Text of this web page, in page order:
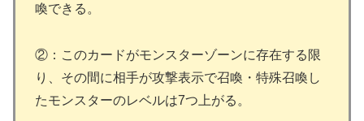
喚できる。
②：このカードがモンスターゾーンに存在する限
り、その間に相手が攻撃表示で召喚・特殊召喚し
たモンスターのレベルは7つ上がる。